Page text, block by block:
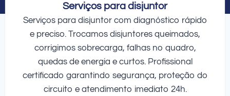
Serviços para disjuntor
Serviços para disjuntor com diagnóstico rápido
e preciso. Trocamos disjuntores queimados,
corrigimos sobrecarga, falhas no quadro,
quedas de energia e curtos. Profissional
certificado garantindo segurança, proteção do
circuito e atendimento imediato 24h.